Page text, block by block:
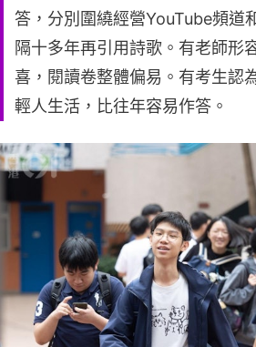
答，分別圍繞經營YouTube頻道
隔十多年再引用詩歌。有老師形
喜，閱讀卷整體偏易。有考生認
輕人生活，比往年容易作答。